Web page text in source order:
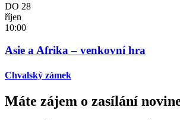
DO 28
říjen
10:00
Asie a Afrika – venkovní hra
Chvalský zámek
Máte zájem o zasílání